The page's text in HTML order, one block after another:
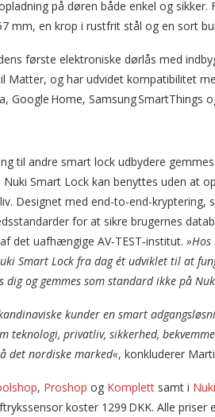
på døren både enkel og sikker.
mm, en krop i rustfrit stål og en sort
første elektroniske dørlås med
Matter, og har udvidet kompatibilitet
Google Home, Samsung SmartThings
til andre smart lock udbydere
Smart Lock kan benyttes uden at
Designet med end-to-end-kryptering,
for at sikre brugernes
det uafhængige AV‑TEST‑institut.
Smart Lock fra dag ét udviklet til at
og gemmes som standard ikke på
kunder en smart
privatliv, sikkerhed,
det nordiske marked«, konkluderer
, Proshop og Komplett samt i
koster 1299 DKK. Alle priser